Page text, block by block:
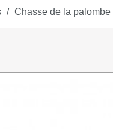
Munitions
Optiques
Chasse de la